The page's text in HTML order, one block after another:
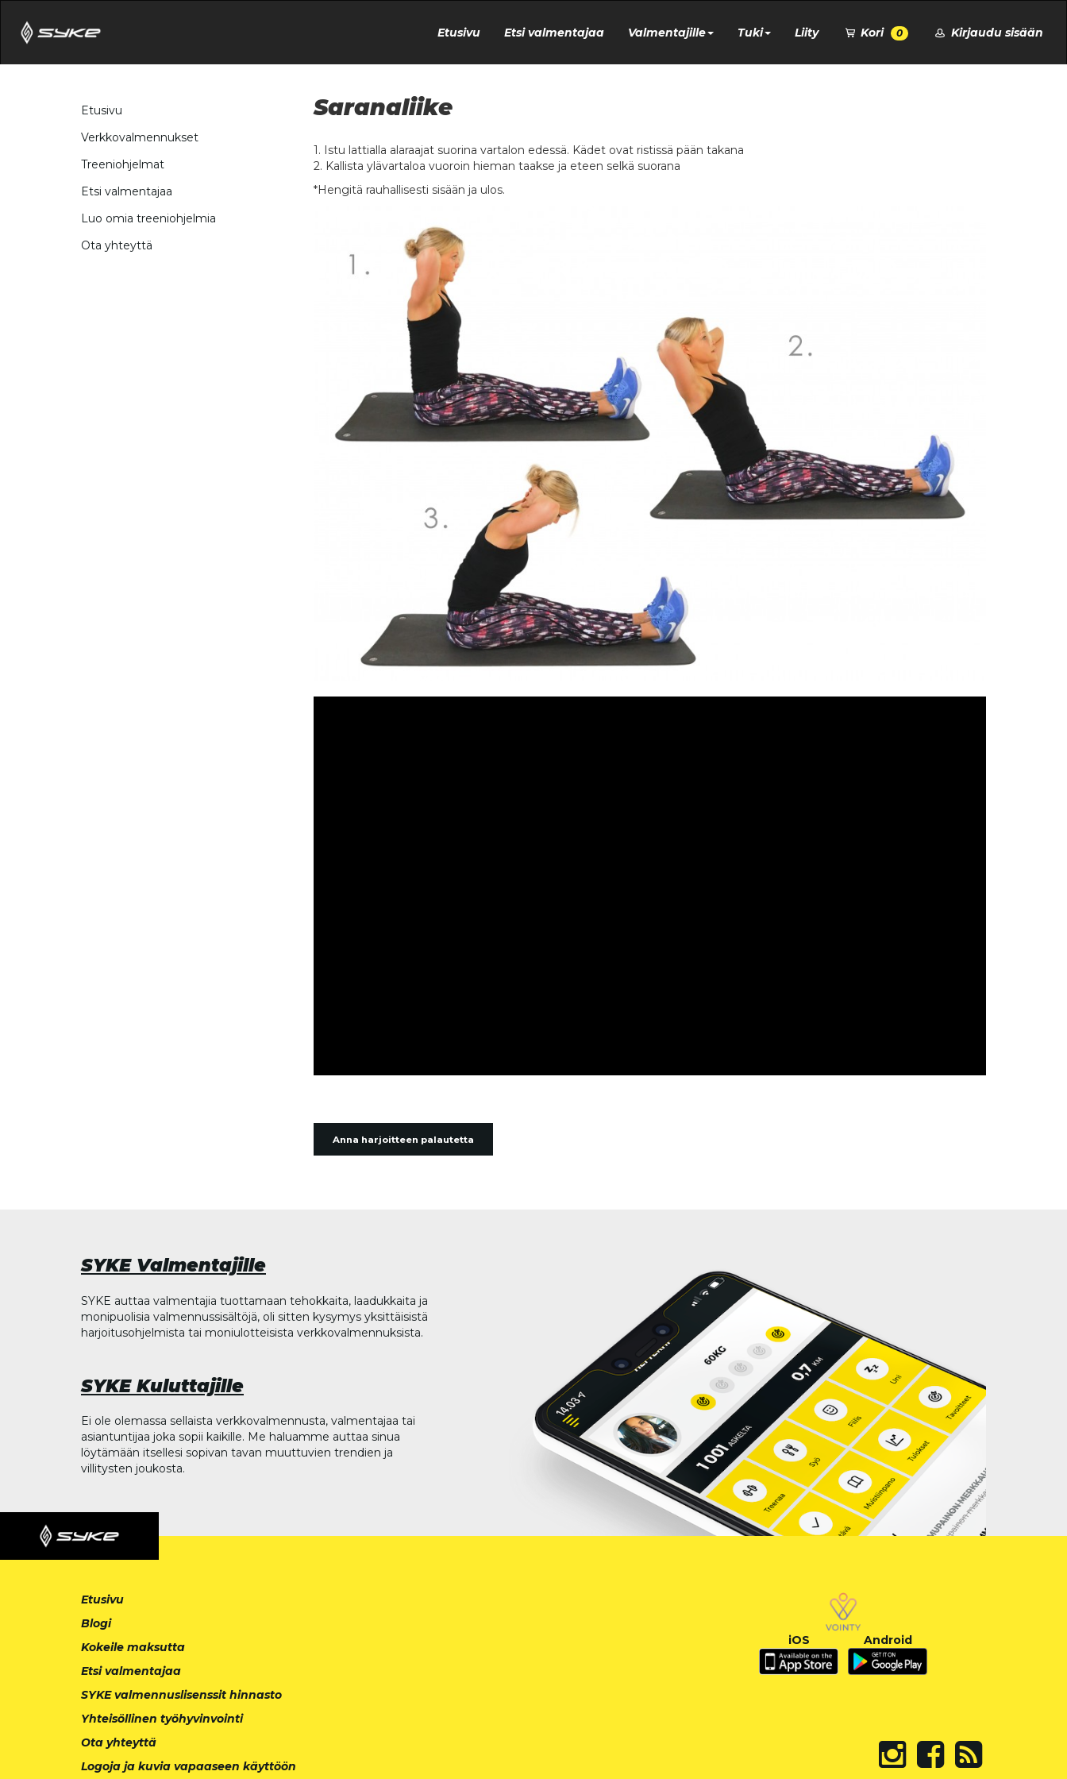
Etusivu Etsi valmentajaa Valmentajille Tuki Liity Kori 0 Kirjaudu sisään
Etusivu
Verkkovalmennukset
Treeniohjelmat
Etsi valmentajaa
Luo omia treeniohjelmia
Ota yhteyttä
Saranaliike
1. Istu lattialla alaraajat suorina vartalon edessä. Kädet ovat ristissä pään takana
2. Kallista ylävartaloa vuoroin hieman taakse ja eteen selkä suorana
*Hengitä rauhallisesti sisään ja ulos.
Anna harjoitteen palautetta
SYKE Valmentajille
SYKE auttaa valmentajia tuottamaan tehokkaita, laadukkaita ja
monipuolisia valmennussisältöjä, oli sitten kysymys yksittäisistä
harjoitusohjelmista tai moniulotteisista verkkovalmennuksista.
SYKE Kuluttajille
Ei ole olemassa sellaista verkkovalmennusta, valmentajaa tai
asiantuntijaa joka sopii kaikille. Me haluamme auttaa sinua
löytämään itsellesi sopivan tavan muuttuvien trendien ja
villitysten joukosta.
Etusivu
Blogi
Kokeile maksutta
Etsi valmentajaa
SYKE valmennuslisenssit hinnasto
Yhteisöllinen työhyvinvointi
Ota yhteyttä
Logoja ja kuvia vapaaseen käyttöön
iOS Android